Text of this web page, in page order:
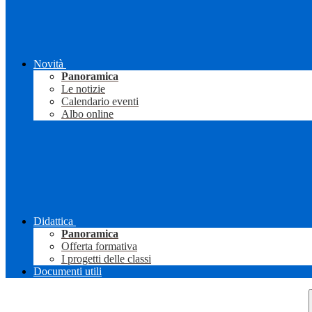
Novità
Panoramica
Le notizie
Calendario eventi
Albo online
Didattica
Panoramica
Offerta formativa
I progetti delle classi
Documenti utili